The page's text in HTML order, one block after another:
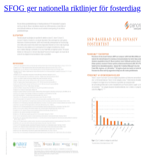
SFOG ger nationella riktlinjer för